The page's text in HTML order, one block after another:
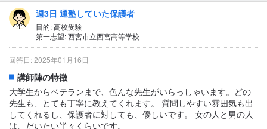
1日あたりの授業時間について
1〜2時間
授業の形式・流れ・雰囲気
せて作成されます。大学生等の若い先生が多く、年齢が近いので
接しやすさはあると思います。 子供がいつも先生方と楽しくお話
しているので、教室の雰囲気の良さを感じます。
テキスト・教材について
不明
週3日 通塾していた保護者
目的: 高校受験
第一志望: 西宮市立西宮高等学校
回答日: 2025年01月16日
講師陣の特徴
大学生からベテランまで、色んな先生がいらっしゃいます。どの
先生も、とても丁寧に教えてくれます。 質問しやすい雰囲気も出
してくれるし、保護者に対しても、優しいです。 女の人と男の人
は、だいたい半々くらいです。